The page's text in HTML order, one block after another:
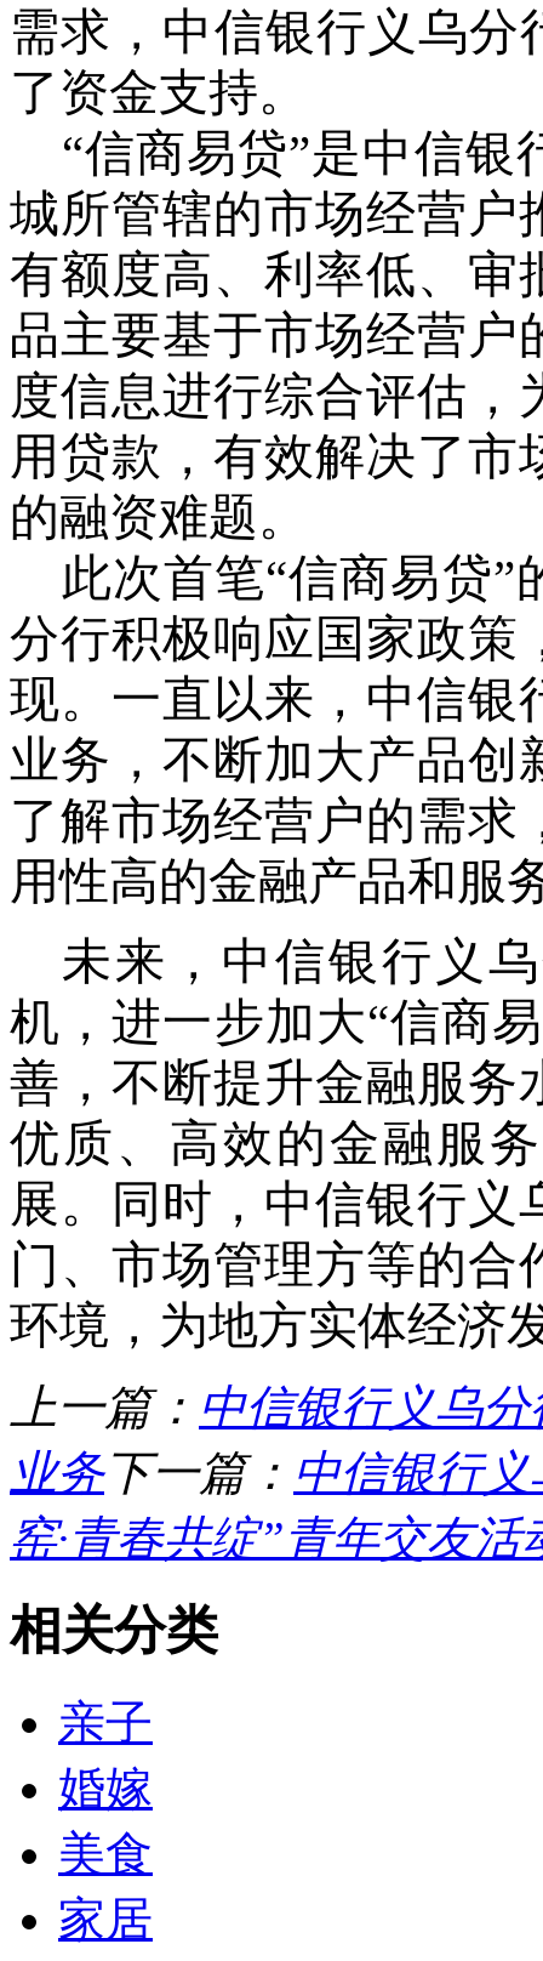
需求 ，中信银行义乌分
了资金支持。
“信商易贷”是中信银
城所管辖的市场经营户
有额度高、利率低、审
品主要基于市场经营户
度信息进行综合评估
用贷款，有效解决了
的融资难题。
此次首笔“信商易贷”
分行积极响应国家政策
现。一直以来， 中信银
业务，不断加大产品创
了解市场经营户的需求
用性高的金融产品和服
未来， 中信银行 义
机，进一步加大“信商
善 ，不断提升金融服
优质、高效的金融服
展。同时， 中信银行义
门、市场管理方等的合
环境，为地方实体经济
上一篇： 中信银行义乌
业务下一篇： 中信银行
窑·青春共绽”青年交友活
相关分类
亲子
婚嫁
美食
家居